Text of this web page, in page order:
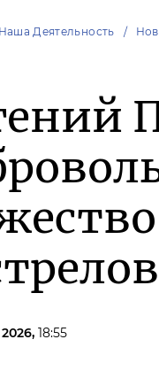
Наша Деятельность
18:55